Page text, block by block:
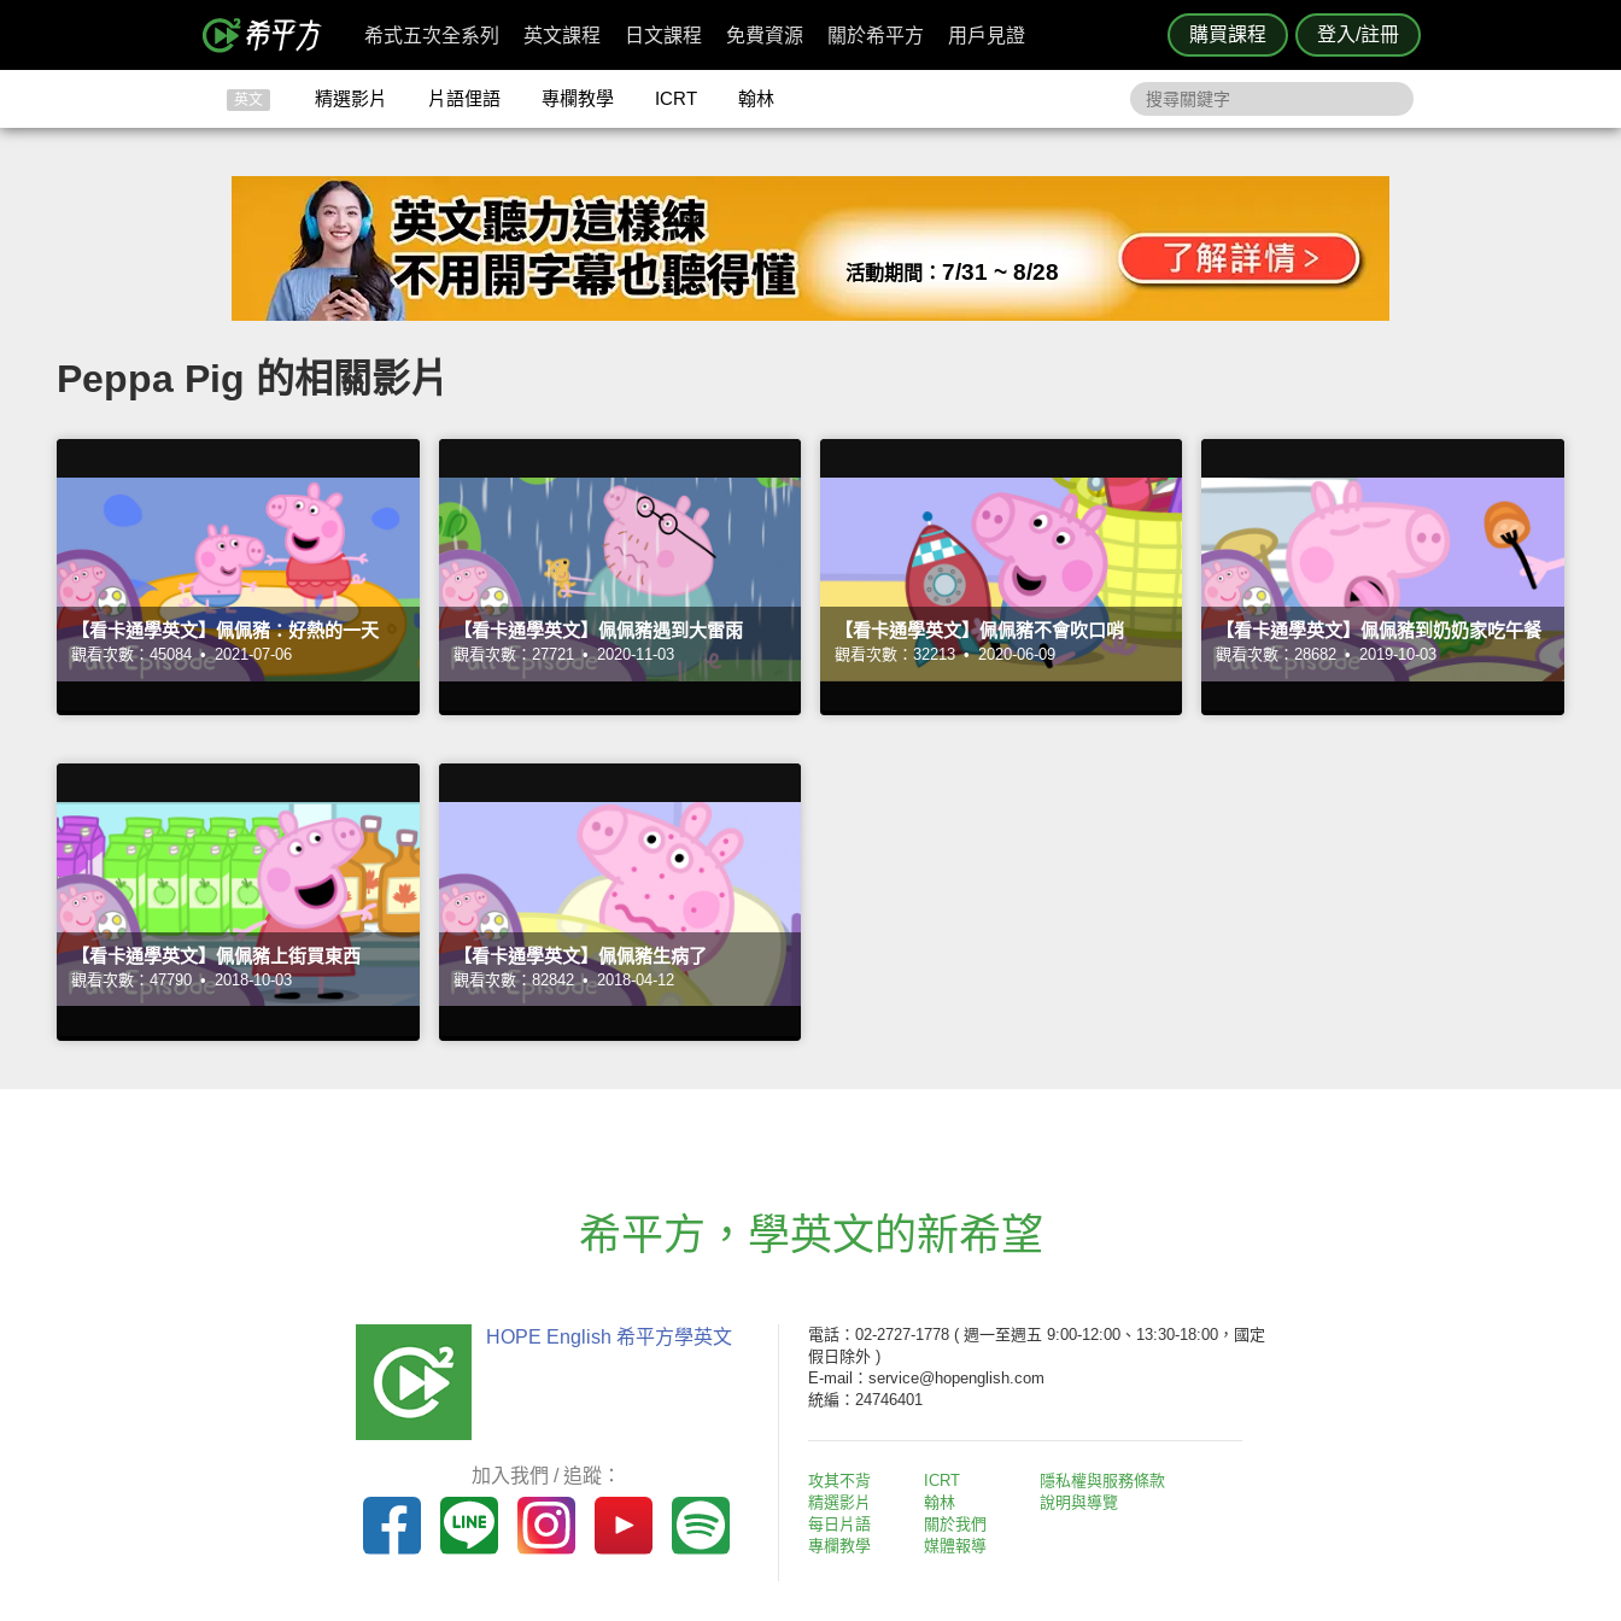
購買課程 登入/註冊
希式五次全系列 英文課程 日文課程 免費資源 關於希平方 用戶見證
英文 精選影片 片語俚語 專欄教學 ICRT 翰林
活動期間： 7/31 ~ 8/28
Peppa Pig 的相關影片
【看卡通學英文】佩佩豬：好熱的一天
觀看次數：45084 • 2021-07-06
【看卡通學英文】佩佩豬遇到大雷雨
觀看次數：27721 • 2020-11-03
【看卡通學英文】佩佩豬不會吹口哨
觀看次數：32213 • 2020-06-09
【看卡通學英文】佩佩豬到奶奶家吃午餐
觀看次數：28682 • 2019-10-03
【看卡通學英文】佩佩豬上街買東西
觀看次數：47790 • 2018-10-03
【看卡通學英文】佩佩豬生病了
觀看次數：82842 • 2018-04-12
希平方 ， 學英文的新希望
HOPE English 希平方學英文
加入我們 / 追蹤：
電話：02-2727-1778 ( 週一至週五 9:00-12:00、13:30-18:00，國定
假日除外 )
E-mail：service@hopenglish.com
統編：24746401
攻其不背
精選影片
每日片語
專欄教學
ICRT
翰林
關於我們
媒體報導
隱私權與服務條款
說明與導覽